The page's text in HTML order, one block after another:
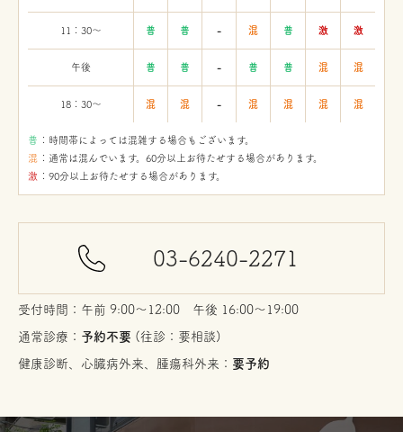
11：30〜 普 普 - 混 普 激 激
午後 普 普 - 普 普 混 混
18：30〜 混 混 - 混 混 混 混
：時間帯によっては混雑する場合もございます。
：通常は混んでいます。60分以上お待たせする場合があります。
：90分以上お待たせする場合があります。
03-6240-2271
受付時間：午前 9:00〜12:00 午後 16:00〜19:00
通常診療： 予約不要 (往診：要相談)
健康診断、心臓病外来、腫瘍科外来： 要予約